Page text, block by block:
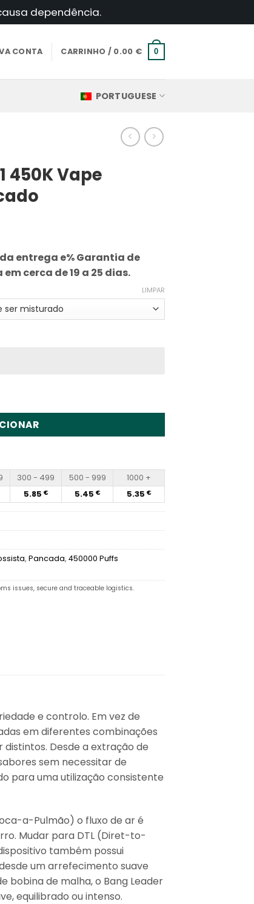
dependência.
CONTA CARRINHO / 0.00 € 0
PORTUGUESE
450K Vape
entrega e% Garantia de
cerca de 19 a 25 dias.
LIMPAR
450K Disposable Vape Wholesale
300 - 499 500 - 999
1000 +
5.85 € 5.45 € 5.35 €
, Pancada, 450000 Puffs
issues, secure and traceable logistics.
e controlo. Em vez de
em diferentes combinações
Desde a extração de
sem necessitar de
para uma utilização consistente
a-Pulmão) o fluxo de ar é
Mudar para DTL (Diret-to-
também possui
um arrefecimento suave
bobina de malha, o Bang Leader
equilibrado ou intenso.